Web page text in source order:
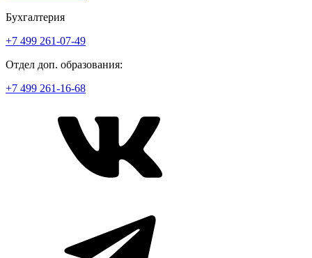
Бухгалтерия
+7 499 261-07-49
Отдел доп. образования:
+7 499 261-16-68